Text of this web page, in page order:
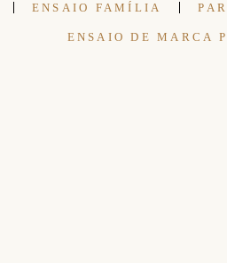
ENSAIO FAMÍLIA
ENSAIO DE MARCA